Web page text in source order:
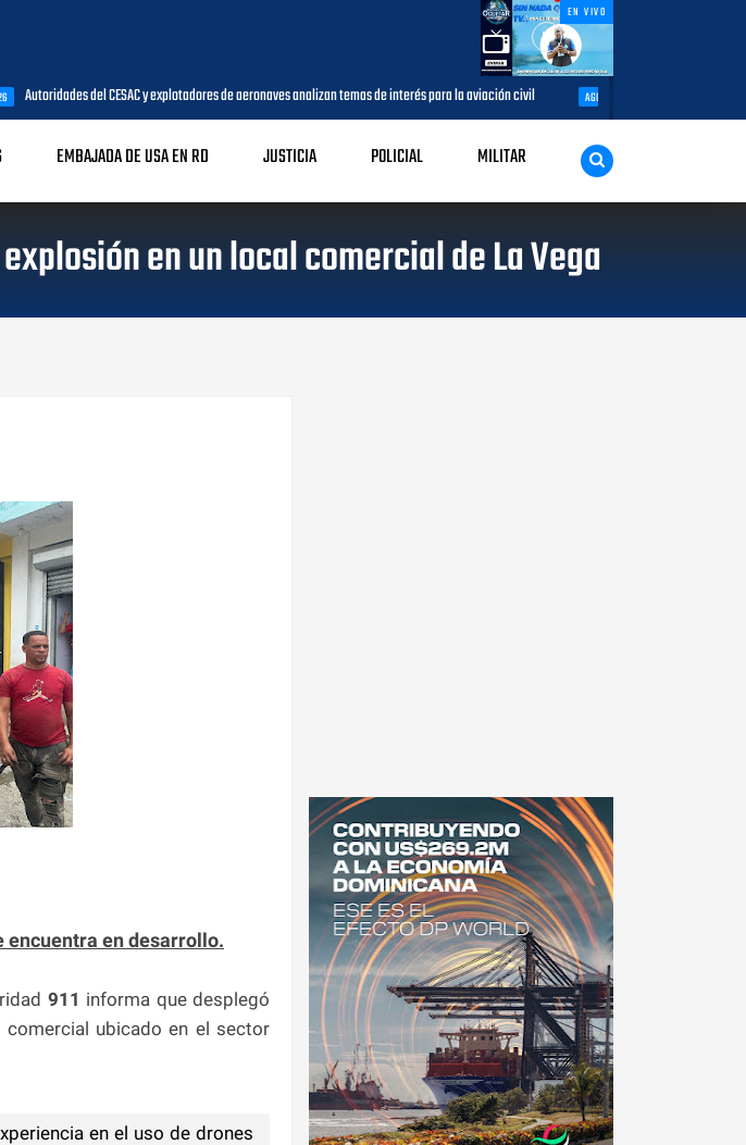
EN VIVO
del CESAC y explotadores de aeronaves analizan temas de interés para la aviación civil AGOSTO 05, 2026 Más de 7,7 millones de
EMBAJADA DE USA EN RD JUSTICIA POLICIAL MILITAR
en un local comercial de La Vega
encuentra en desarrollo.
911 informa que desplegó
ubicado en el sector
en el uso de drones